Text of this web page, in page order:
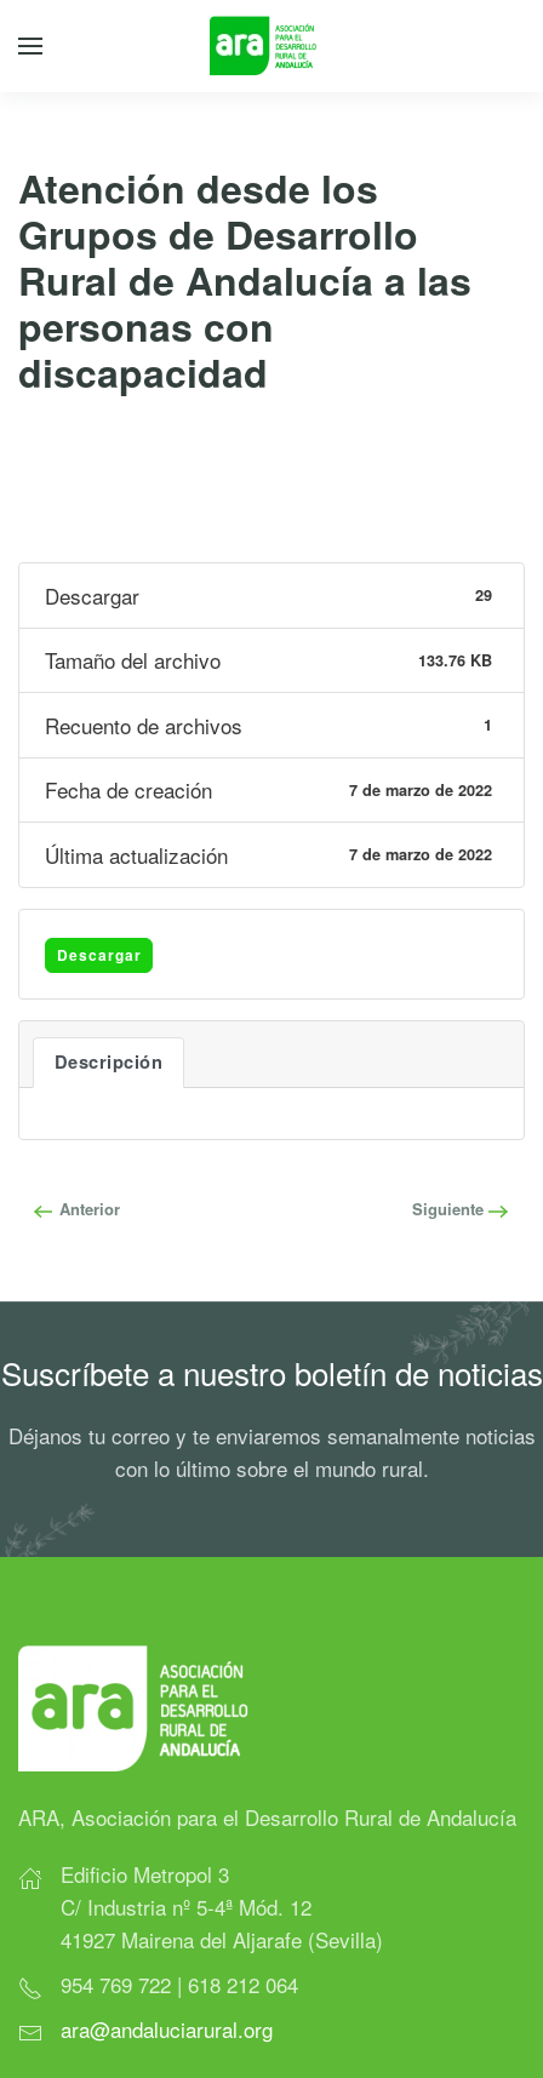
Atención desde los
Grupos de Desarrollo
Rural de Andalucía a las
personas con
discapacidad
Descargar 29
Tamaño del archivo 133.76 KB
Recuento de archivos 1
Fecha de creación 7 de marzo de 2022
Última actualización 7 de marzo de 2022
Descargar
Descripción
Anterior Siguiente
Suscríbete a nuestro boletín de noticias
Déjanos tu correo y te enviaremos semanalmente noticias
con lo último sobre el mundo rural.
ARA, Asociación para el Desarrollo Rural de Andalucía
Edificio Metropol 3
C/ Industria nº 5-4ª Mód. 12
41927 Mairena del Aljarafe (Sevilla)
954 769 722 | 618 212 064
ara@andaluciarural.org